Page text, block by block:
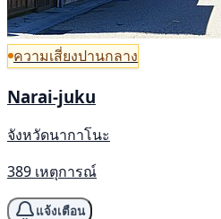
ความเสี่ยงปานกลาง
Narai-juku
จังหวัดนากาโนะ
389 เหตุการณ์
แจ้งเตือน